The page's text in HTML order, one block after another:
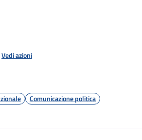
Vedi azioni
Comunicazione politica